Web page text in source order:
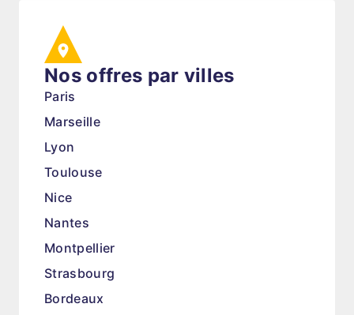
Nos offres par villes
Paris
Marseille
Lyon
Toulouse
Nice
Nantes
Montpellier
Strasbourg
Bordeaux